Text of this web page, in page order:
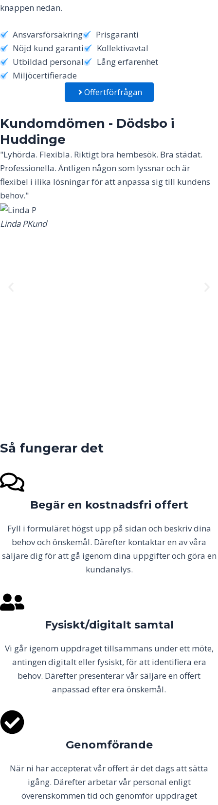
knappen nedan.
Ansvarsförsäkring
Prisgaranti
Nöjd kund garanti
Kollektivavtal
Utbildad personal
Lång erfarenhet
Miljöcertifierade
Offertförfrågan
Kundomdömen - Dödsbo i
Huddinge
"Lyhörda. Flexibla. Riktigt bra hembesök. Bra städat.
Professionella. Äntligen någon som lyssnar och är
flexibel i ilika lösningar för att anpassa sig till kundens
behov."
Linda PKund
Så fungerar det
Begär en kostnadsfri offert
Fyll i formuläret högst upp på sidan och beskriv dina
behov och önskemål. Därefter kontaktar en av våra
säljare dig för att gå igenom dina uppgifter och göra en
kundanalys.
Fysiskt/digitalt samtal
Vi går igenom uppdraget tillsammans under ett möte,
antingen digitalt eller fysiskt, för att identifiera era
behov. Därefter presenterar vår säljare en offert
anpassad efter era önskemål.
Genomförande
När ni har accepterat vår offert är det dags att sätta
igång. Därefter arbetar vår personal enligt
överenskommen tid och genomför uppdraget